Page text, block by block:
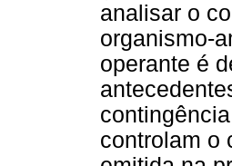
analisar o
organismo-
operante é
controlam o